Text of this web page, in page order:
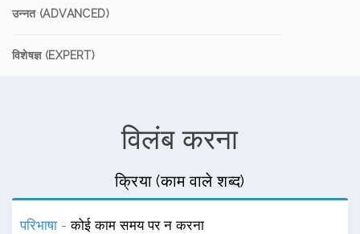
उन्नत (ADVANCED)
विशेषज्ञ (EXPERT)
विलंब करना
क्रिया (काम वाले शब्द)
परिभाषा -कोई काम समय पर न करना